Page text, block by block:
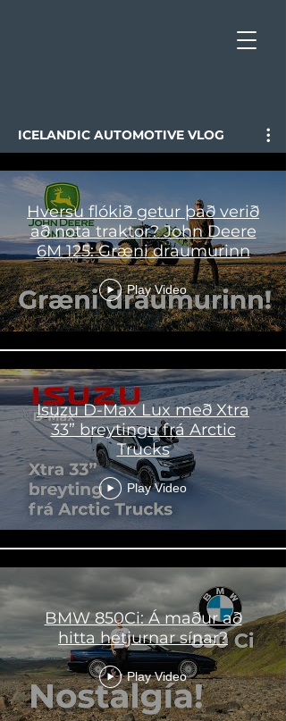
ICELANDIC AUTOMOTIVE VLOG
Hversu flókið getur það verið
að nota traktor? John Deere
6M 125: Græni draumurinn
Play Video
Isuzu D-Max Lux með Xtra
33” breytingu frá Arctic
Trucks
Play Video
BMW 850Ci: Á maður að
hitta hetjurnar sínar?
Play Video